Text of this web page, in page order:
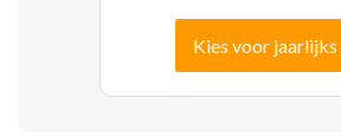
Kies voor jaarlijks